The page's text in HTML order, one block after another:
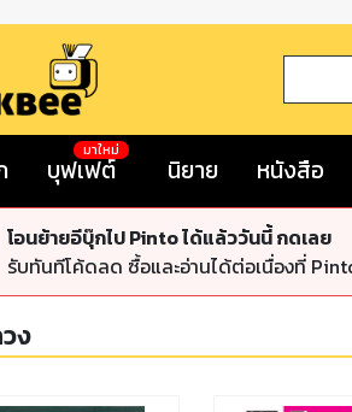
บุฟเฟต์
มาใหม่
นิยาย หนังสือ
โอนย้ายอีบุ๊กไป Pinto ได้แล้ววันนี้ กดเลย
รับทันทีโค้ดลด ซื้อและอ่านได้ต่อเนื่องที่
ง